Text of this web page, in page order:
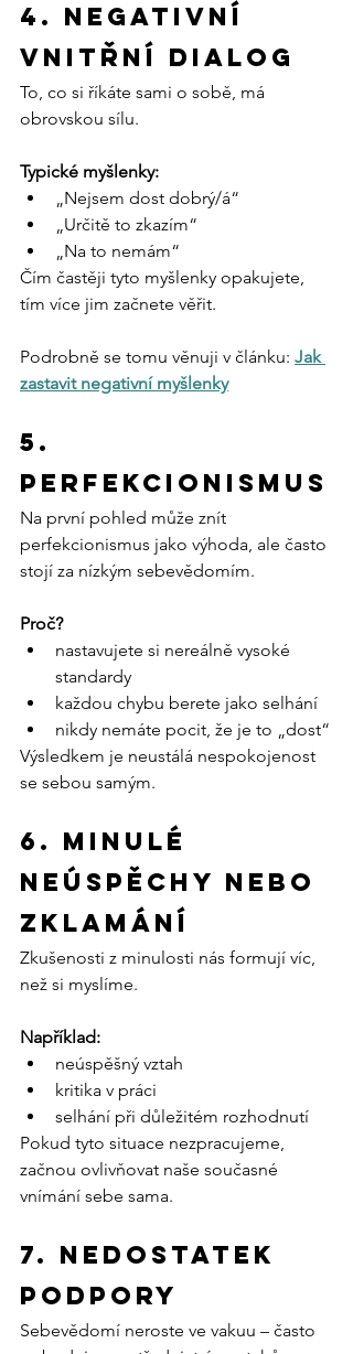
4. Negativní
vnitřní dialog
To, co si říkáte sami o sobě, má
obrovskou sílu.
Typické myšlenky:
„Nejsem dost dobrý/á“
„Určitě to zkazím“
„Na to nemám“
Čím častěji tyto myšlenky opakujete,
tím více jim začnete věřit.
Podrobně se tomu věnuji v článku: Jak
zastavit negativní myšlenky
5.
Perfekcionismus
Na první pohled může znít
perfekcionismus jako výhoda, ale často
stojí za nízkým sebevědomím.
Proč?
nastavujete si nereálně vysoké
standardy
každou chybu berete jako selhání
nikdy nemáte pocit, že je to „dost“
Výsledkem je neustálá nespokojenost
se sebou samým.
6. Minulé
neúspěchy nebo
zklamání
Zkušenosti z minulosti nás formují víc,
než si myslíme.
Například:
neúspěšný vztah
kritika v práci
selhání při důležitém rozhodnutí
Pokud tyto situace nezpracujeme,
začnou ovlivňovat naše současné
vnímání sebe sama.
7. Nedostatek
podpory
Sebevědomí neroste ve vakuu – často